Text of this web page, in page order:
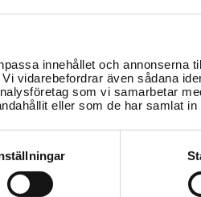
innehållet och annonserna
vidarebefordrar även sådana
som vi samarbetar
eller som de har samlat
upp. Du
att